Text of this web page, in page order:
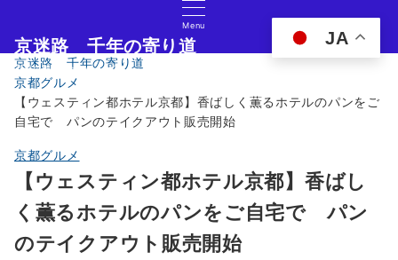
Menu
京迷路 千年の寄り道
京都の観光イベント・グルメ・ショッピングの情報サイト
京迷路 千年の寄り道
京都グルメ
【ウェスティン都ホテル京都】香ばしく薫るホテルのパンをご
自宅で パンのテイクアウト販売開始
京都グルメ
【ウェスティン都ホテル京都】香ばし
く薫るホテルのパンをご自宅で パン
のテイクアウト販売開始
JA